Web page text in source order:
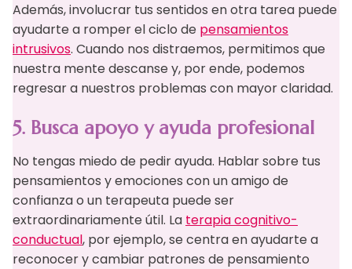
Además, involucrar tus sentidos en otra tarea puede
ayudarte a romper el ciclo de pensamientos
intrusivos. Cuando nos distraemos, permitimos que
nuestra mente descanse y, por ende, podemos
regresar a nuestros problemas con mayor claridad.
5. Busca apoyo y ayuda profesional
No tengas miedo de pedir ayuda. Hablar sobre tus
pensamientos y emociones con un amigo de
confianza o un terapeuta puede ser
extraordinariamente útil. La terapia cognitivo-
conductual, por ejemplo, se centra en ayudarte a
reconocer y cambiar patrones de pensamiento